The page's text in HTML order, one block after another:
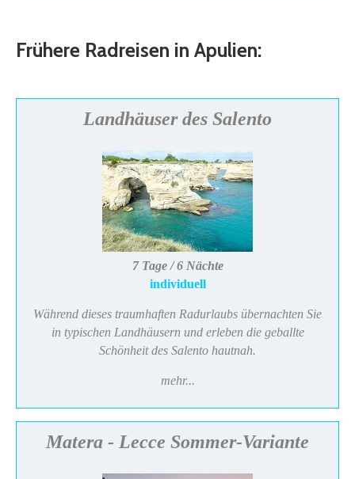
Frühere Radreisen in Apulien:
Landhäuser des Salento
7 Tage / 6 Nächte
individuell
Während dieses traumhaften Radurlaubs übernachten Sie
in typischen Landhäusern und erleben die geballte
Schönheit des Salento hautnah.
mehr...
Matera - Lecce Sommer-Variante